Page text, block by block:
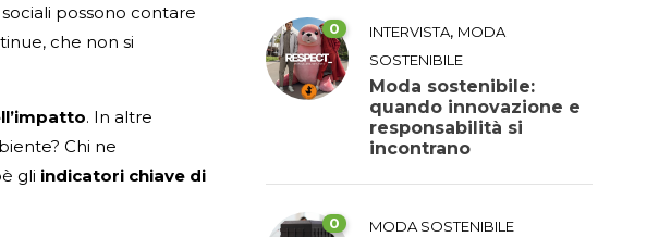
possono contare
che non si
. In altre
Chi ne
gli indicatori chiave di
0 INTERVISTA, MODA
SOSTENIBILE
Moda sostenibile:
quando innovazione e
responsabilità si
incontrano
0 MODA SOSTENIBILE